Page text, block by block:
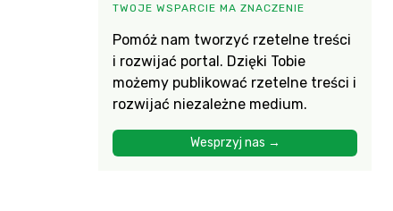
TWOJE WSPARCIE MA ZNACZENIE
Pomóż nam tworzyć rzetelne treści
i rozwijać portal. Dzięki Tobie
możemy publikować rzetelne treści i
rozwijać niezależne medium.
Wesprzyj nas →